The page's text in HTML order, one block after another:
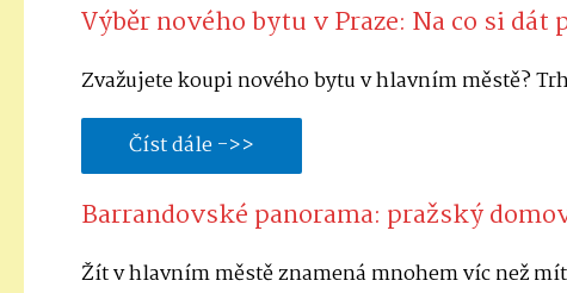
Výběr nového bytu v Praze: Na co si dát
Zvažujete koupi nového bytu v hlavním městě?
Číst dále ->>
Barrandovské panorama: pražský
Žít v hlavním městě znamená mnohem víc než